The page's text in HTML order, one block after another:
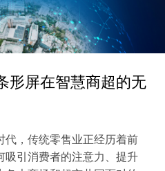
形屏在智慧商超的无
代，传统零售业正经历着前
吸引消费者的注意力、提升